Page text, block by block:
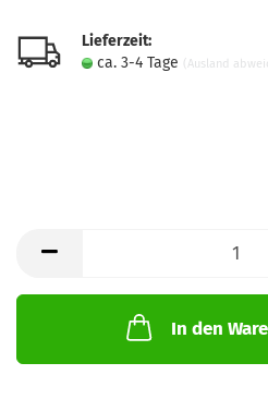
Lieferzeit:
ca. 3-4 Tage (Ausland
In den